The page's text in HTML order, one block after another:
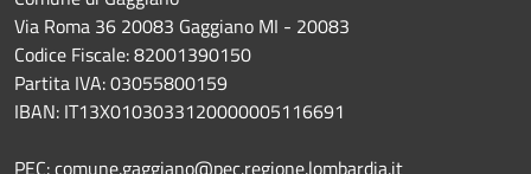
Via Roma 36 20083 Gaggiano MI - 20083
Codice Fiscale: 82001390150
Partita IVA: 03055800159
IBAN: IT13X0103033120000005116691